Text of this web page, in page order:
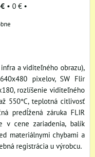
• 0 € •
a viditeľného obrazu),
pixelov, SW Flir
rozlíšenie viditeľného
550°C, teplotná citlivosť
predĺžená záruka FLIR
v cene zariadenia, balík
materiálnymi chybami a
registrácia u výrobcu.